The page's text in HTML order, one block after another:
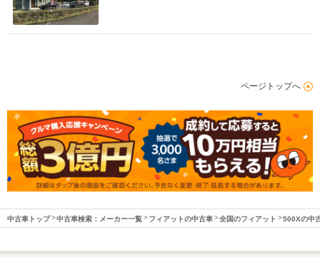
ページトップへ
中古車トップ 中古車検索：メーカー一覧 フィアットの中古車 全国のフィアット 500Xの中